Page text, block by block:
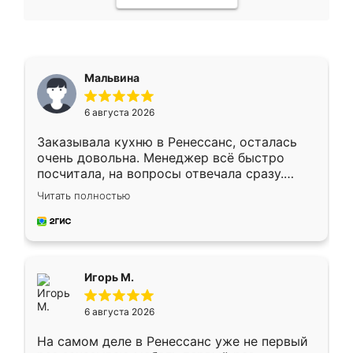
Мальвина
6 августа 2026
Заказывала кухню в Ренессанс, осталась
очень довольна. Менеджер всё быстро
посчитала, на вопросы отвечала сразу.
Замерщик приехал в субботу, подошёл к
делу со всей ответственностью. Собрали
за день, ребята работали аккуратно, даже
Читать полностью
Игорь М.
6 августа 2026
На самом деле в Ренессанс уже не первый